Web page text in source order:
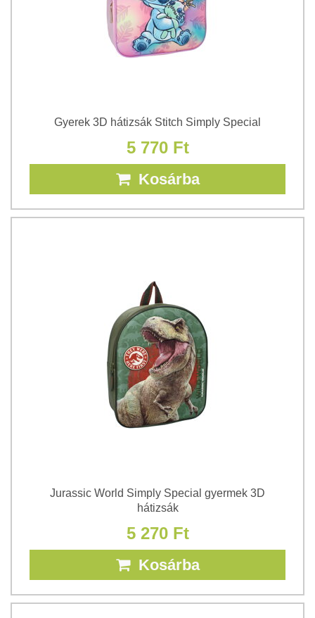
Gyerek 3D hátizsák Stitch Simply Special
5 770 Ft
Kosárba
Jurassic World Simply Special gyermek 3D
hátizsák
5 270 Ft
Kosárba